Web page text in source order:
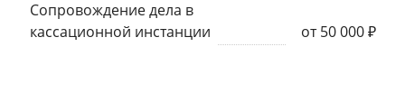
Сопровождение дела в
кассационной инстанции
от 50 000 ₽